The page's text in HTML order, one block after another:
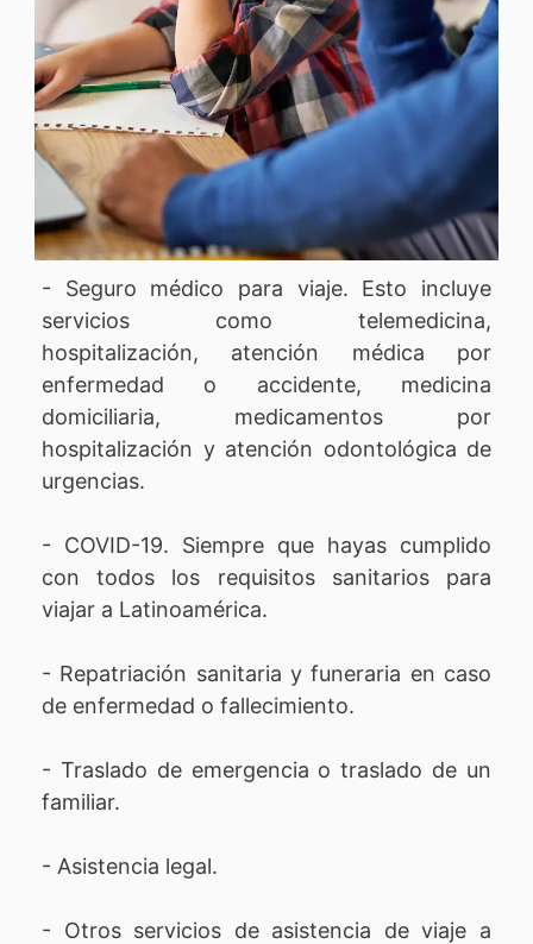
- Seguro médico para viaje. Esto incluye
servicios como telemedicina,
hospitalización, atención médica por
enfermedad o accidente, medicina
domiciliaria, medicamentos por
hospitalización y atención odontológica de
urgencias.
- COVID-19. Siempre que hayas cumplido
con todos los requisitos sanitarios para
viajar a Latinoamérica.
- Repatriación sanitaria y funeraria en caso
de enfermedad o fallecimiento.
- Traslado de emergencia o traslado de un
familiar.
- Asistencia legal.
- Otros servicios de asistencia de viaje a